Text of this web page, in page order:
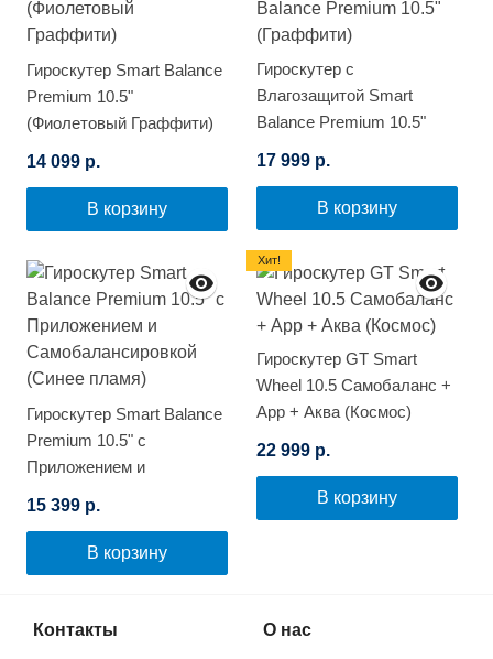
Гироскутер Smart Balance
Premium 10.5"
(Фиолетовый Граффити)
14 099 р.
В корзину
Гироскутер с
Влагозащитой Smart
Balance Premium 10.5"
17 999 р.
В корзину
Гироскутер Smart Balance
Premium 10.5" с
Приложением и
(Синее пламя)
15 399 р.
В корзину
Гироскутер GT Smart
Wheel 10.5 Самобаланс +
App + Аква (Космос)
22 999 р.
В корзину
Хит!
Контакты О нас